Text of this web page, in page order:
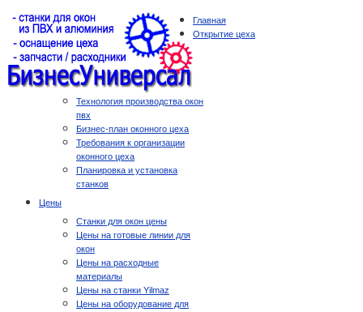
Главная
Открытие цеха
Технология производства окон
пвх
Бизнес-план оконного цеха
Требования к организации
оконного цеха
Планировка и установка
станков
Цены
Станки для окон цены
Цены на готовые линии для
окон
Цены на расходные
материалы
Цены на станки Yilmaz
Цены на оборудование для